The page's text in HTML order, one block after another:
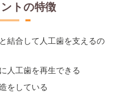
トの特徴
結合して人工歯を支えるの
人工歯を再生できる
をしている